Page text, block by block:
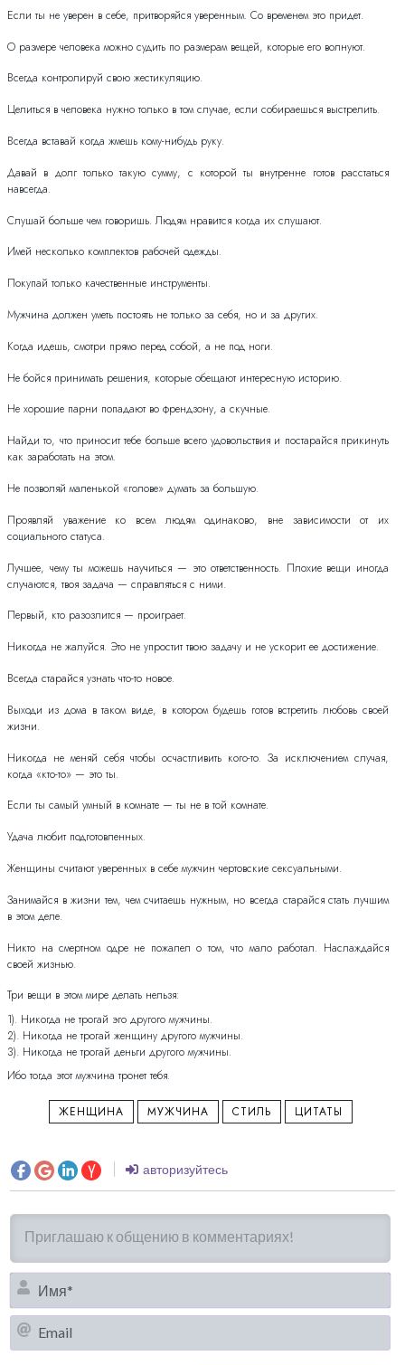
Если ты не уверен в себе, притворяйся уверенным. Со временем это придет.
О размере человека можно судить по размерам вещей, которые его волнуют.
Всегда контролируй свою жестикуляцию.
Целиться в человека нужно только в том случае, если собираешься выстрелить.
Всегда вставай когда жмешь кому-нибудь руку.
Давай в долг только такую сумму, с которой ты внутренне готов расстаться
навсегда.
Слушай больше чем говоришь. Людям нравится когда их слушают.
Имей несколько комплектов рабочей одежды.
Покупай только качественные инструменты.
Мужчина должен уметь постоять не только за себя, но и за других.
Когда идешь, смотри прямо перед собой, а не под ноги.
Не бойся принимать решения, которые обещают интересную историю.
Не хорошие парни попадают во френдзону, а скучные.
Найди то, что приносит тебе больше всего удовольствия и постарайся прикинуть
как заработать на этом.
Не позволяй маленькой «голове» думать за большую.
Проявляй уважение ко всем людям одинаково, вне зависимости от их
социального статуса.
Лучшее, чему ты можешь научиться — это ответственность. Плохие вещи иногда
случаются, твоя задача — справляться с ними.
Первый, кто разозлится — проиграет.
Никогда не жалуйся. Это не упростит твою задачу и не ускорит ее достижение.
Всегда старайся узнать что-то новое.
Выходи из дома в таком виде, в котором будешь готов встретить любовь своей
жизни.
Никогда не меняй себя чтобы осчастливить кого-то. За исключением случая,
когда «кто-то» — это ты.
Если ты самый умный в комнате — ты не в той комнате.
Удача любит подготовленных.
Женщины считают уверенных в себе мужчин чертовские сексуальными.
Занимайся в жизни тем, чем считаешь нужным, но всегда старайся стать лучшим
в этом деле.
Никто на смертном одре не пожалел о том, что мало работал. Наслаждайся
своей жизнью.
Три вещи в этом мире делать нельзя:
1). Никогда не трогай эго другого мужчины.
2). Никогда не трогай женщину другого мужчины.
3). Никогда не трогай деньги другого мужчины.
Ибо тогда этот мужчина тронет тебя.
ЖЕНЩИНА МУЖЧИНА СТИЛЬ ЦИТАТЫ
авторизуйтесь